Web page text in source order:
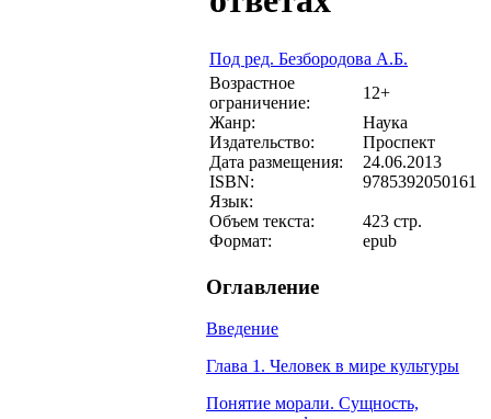
Под ред. Безбородова А.Б.
Возрастное
ограничение:
12+
Жанр:
Наука
Издательство:
Проспект
Дата размещения:
24.06.2013
ISBN:
9785392050161
Язык:
Объем текста:
423 стр.
Формат:
epub
Оглавление
Введение
Глава 1. Человек в мире культуры
Понятие морали. Сущность,